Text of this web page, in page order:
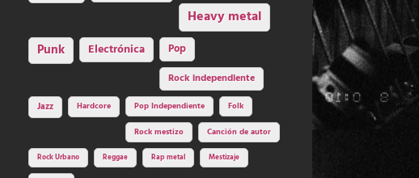
Heavy metal
Punk Electrónica
Pop
Rock independiente
Jazz Hardcore Pop Independiente Folk
Rock mestizo Canción de autor
Rock Urbano Reggae Rap metal Mestizaje